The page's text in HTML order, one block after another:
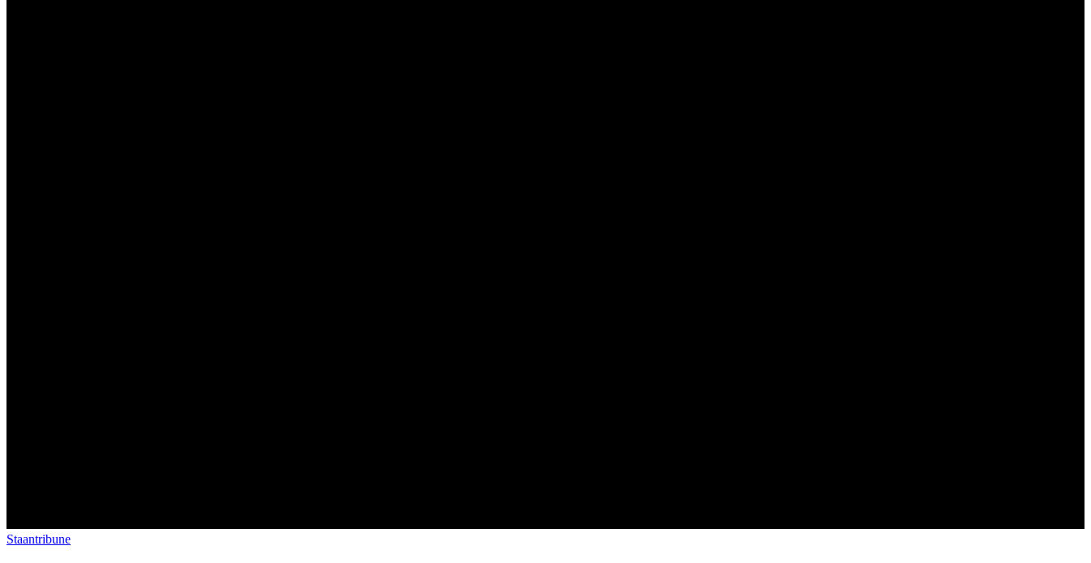
Staantribune